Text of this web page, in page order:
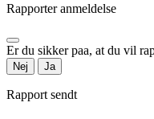
Rapporter anmeldelse
Er du sikker paa, at du vil
Nej Ja
Rapport sendt